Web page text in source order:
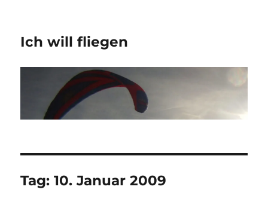
Ich will fliegen
Tag:10. Januar 2009